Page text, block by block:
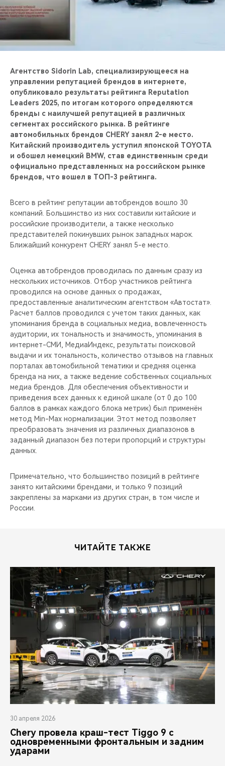
CHERY CONNECT
НАШИ МЕРОПРИЯТИЯ
Агентство Sidorin Lab, специализирующееся на
управлении репутацией брендов в интернете,
опубликовало результаты рейтинга Reputation
Leaders 2025, по итогам которого определяются
бренды с наилучшей репутацией в различных
сегментах российского рынка. В рейтинге
автомобильных брендов CHERY занял 2-е место.
Китайский производитель уступил японской TOYOTA
и обошел немецкий BMW, став единственным среди
официально представленных на российском рынке
брендов, что вошел в ТОП-3 рейтинга.
Всего в рейтинг репутации автобрендов вошло 30
компаний. Большинство из них составили китайские и
российские производители, а также несколько
представителей покинувших рынок западных марок.
Ближайший конкурент CHERY занял 5-е место.
Оценка автобрендов проводилась по данным сразу из
нескольких источников. Отбор участников рейтинга
проводился на основе данных о продажах,
предоставленные аналитическим агентством «Автостат».
Расчет баллов проводился с учетом таких данных, как
упоминания бренда в социальных медиа, вовлеченность
аудитории, их тональность и значимость, упоминания в
интернет-СМИ, МедиаИндекс, результаты поисковой
выдачи и их тональность, количество отзывов на главных
порталах автомобильной тематики и средняя оценка
бренда на них, а также ведение собственных социальных
медиа брендов. Для обеспечения объективности и
приведения всех данных к единой шкале (от 0 до 100
баллов в рамках каждого блока метрик) был применён
метод Min-Max нормализации. Этот метод позволяет
преобразовать значения из различных диапазонов в
заданный диапазон без потери пропорций и структуры
данных.
Примечательно, что большинство позиций в рейтинге
занято китайскими брендами, и только 9 позиций
закреплены за марками из других стран, в том числе и
России.
ЧИТАЙТЕ ТАКЖЕ
30 апреля 2026
Chery провела краш-тест Tiggo 9 с
одновременными фронтальным и задним
ударами